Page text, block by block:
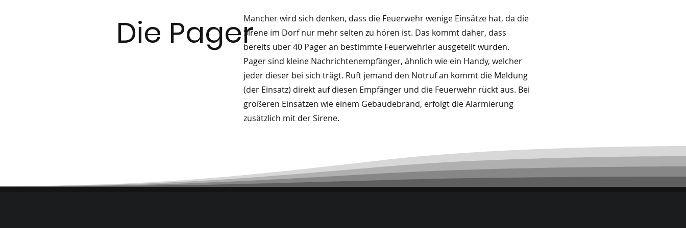
Die PagerMancher wird sich denken, dass die Feuerwehr wenige Einsätze hat, da die
Sirene im Dorf nur mehr selten zu hören ist. Das kommt daher, dass
bereits über 40 Pager an bestimmte Feuerwehrler ausgeteilt wurden.
Pager sind kleine Nachrichtenempfänger, ähnlich wie ein Handy, welcher
jeder dieser bei sich trägt. Ruft jemand den Notruf an kommt die Meldung
(der Einsatz) direkt auf diesen Empfänger und die Feuerwehr rückt aus. Bei
größeren Einsätzen wie einem Gebäudebrand, erfolgt die Alarmierung
zusätzlich mit der Sirene.